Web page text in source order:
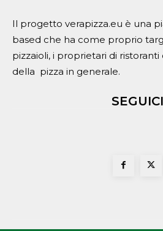
Il progetto verapizza.eu è una
based che ha come proprio
pizzaioli, i proprietari di
della pizza in generale.
SEGUICI